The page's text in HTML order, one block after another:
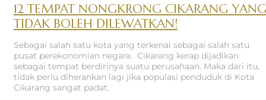
TEMPAT
NONGKRONG
CIKARANG
12 TEMPAT NONGKRONG CIKARANG YANG
TIDAK BOLEH DILEWATKAN!
Sebagai salah satu kota yang terkenal sebagai salah satu
pusat perekonomian negara. Cikarang kerap dijadikan
sebagai tempat berdirinya suatu perusahaan. Maka dari itu,
tidak perlu diherankan lagi jika populasi penduduk di Kota
Cikarang sangat padat.